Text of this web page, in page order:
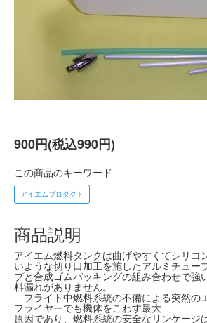
900円(税込990円)
この商品のキーワード
アイエムプロダクト
商品説明
アイエム燃料タンクは曲げやすくてシリコ
いような切り口加工を施したアルミチュー
プと合成ゴムパッキングの組み合わせで強
料漏れがありません。
フライト中燃料系統の不備による突然の
フライヤーでも機体をこわす最大
原因であり、燃料系統の安全なリンケージ